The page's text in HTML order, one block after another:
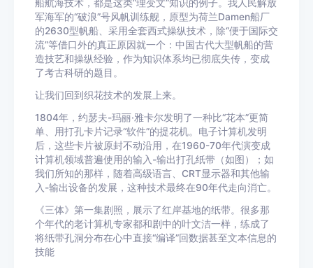
船航海技术，都是这类“理变文”知识的例子。我人民解放
军海军的“破浪”号风帆训练舰，原型为荷兰Damen船厂
的2630型帆船、采用全套西式操纵技术，除“便于国际交
流”等借口外的真正原因就一个：中国古代大型帆船的营
造技艺和操纵经验，作为知识体系均已彻底失传，变成
了考古科研的题目。
让我们回到织花技术的发展上来。
1804年，约瑟夫-玛丽·雅卡尔发明了一种比“花本”更简
单、用打孔卡片记录“软件”的提花机。电子计算机发明
后，这些卡片被原封不动沿用，在1960-70年代演变成
计算机领域普遍使用的输入-输出打孔纸带（如图）；如
我们所知的那样，随着高级语言、CRT显示器和其他输
入-输出设备的发展，这种技术最终在90年代走向消亡。
《三体》第一集剧照，展示了红岸基地的纸带。很多那
个年代的老计算机专家都和剧中的叶文洁一样，练成了
将纸带孔洞分布在心中直接“编译”回数据甚至文本信息的
技能